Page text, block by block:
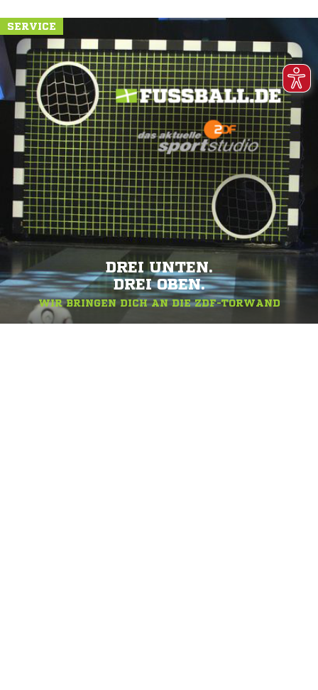
SERVICE
DREI UNTEN.
DREI OBEN.
WIR BRINGEN DICH AN DIE ZDF-TORWAND